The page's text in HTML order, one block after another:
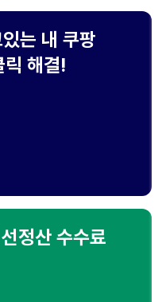
는 내 쿠팡
릭 해결!
정산 수수료